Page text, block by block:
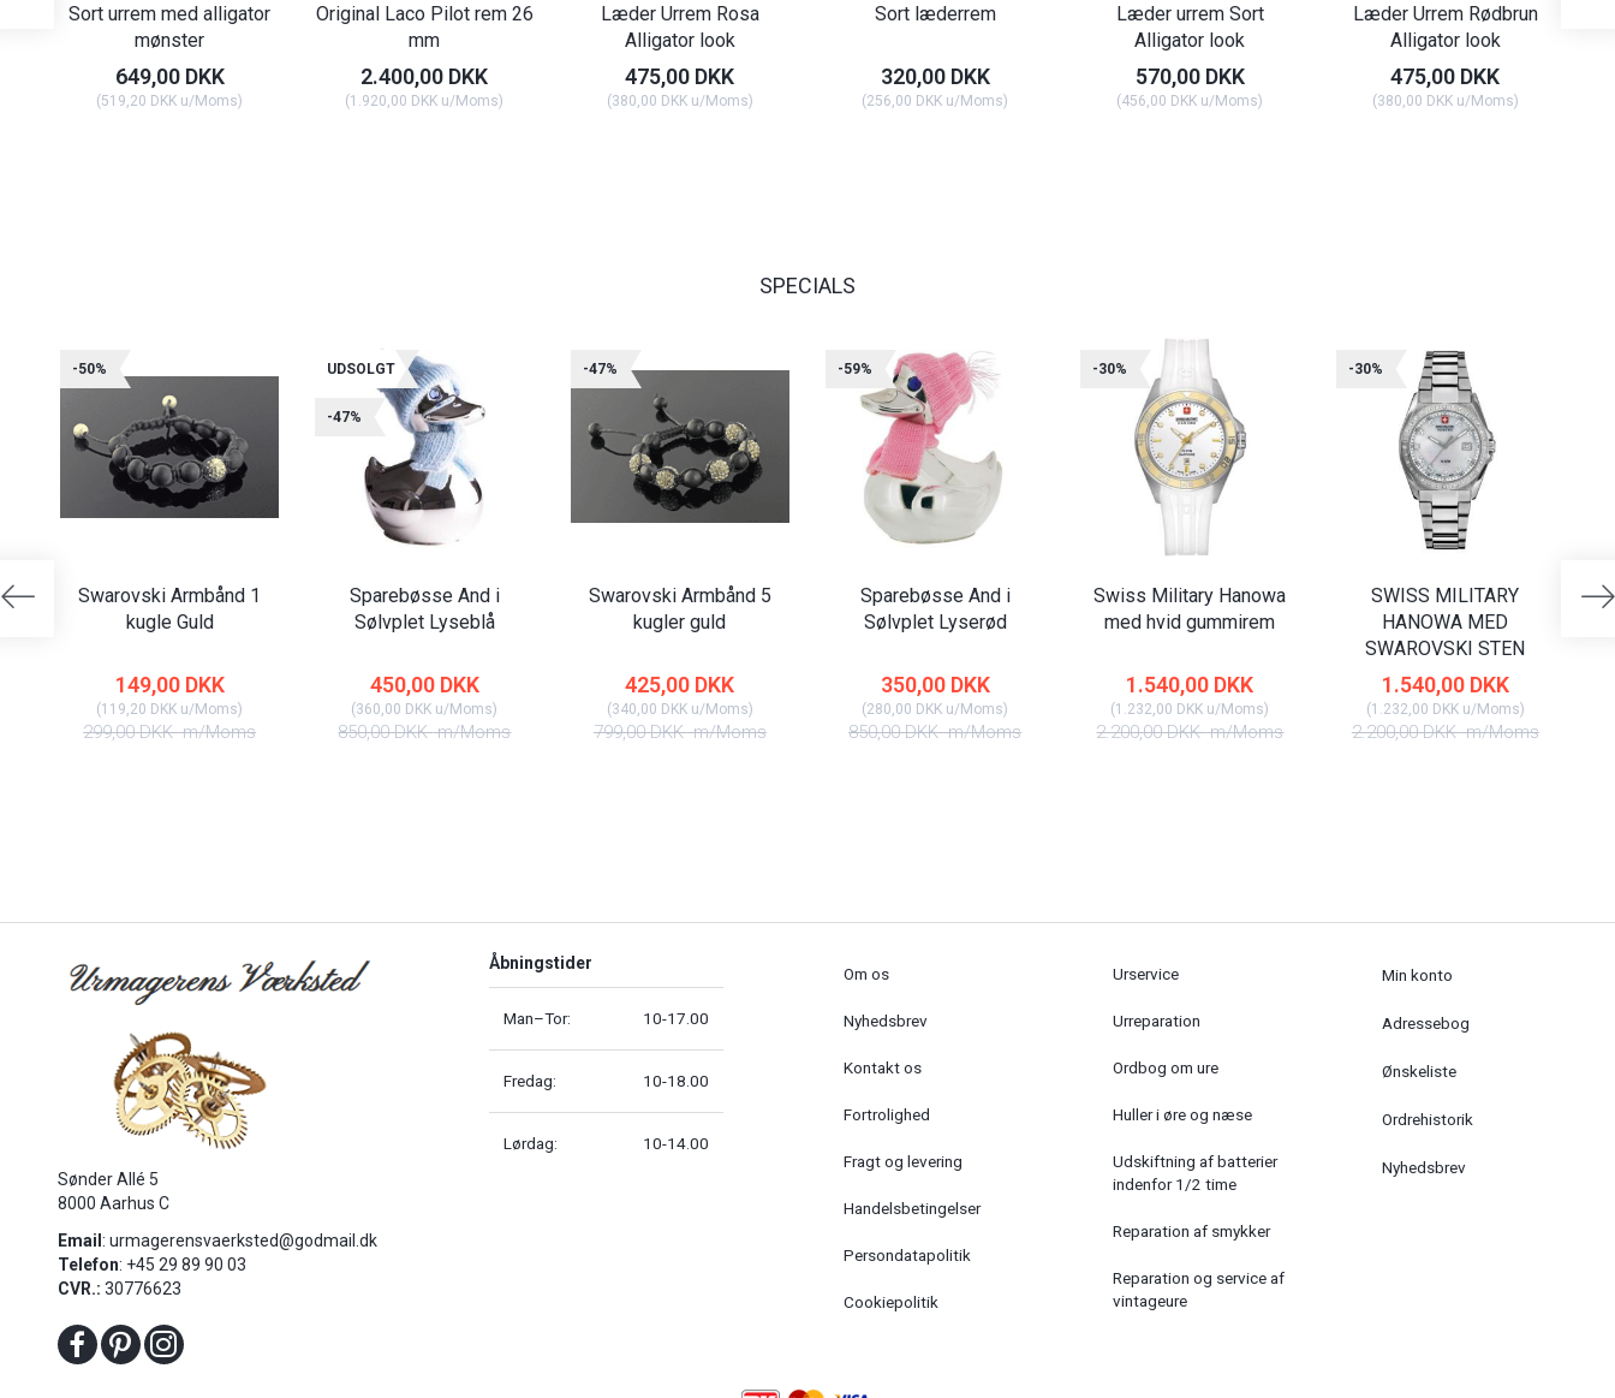
Sort urrem med alligator
mønster
649,00 DKK
(519,20 DKK u/Moms)
Original Laco Pilot rem 26
mm
2.400,00 DKK
(1.920,00 DKK u/Moms)
Læder Urrem Rosa
Alligator look
475,00 DKK
(380,00 DKKu/Moms)
Sort læderrem
320,00 DKK
(256,00 DKK u/Moms)
Læder urrem Sort
Alligator look
570,00 DKK
(456,00 DKK u/Moms)
Læder Urrem Rødbrun
Alligator look
475,00 DKK
(380,00 DKKu/Moms)
SPECIALS
-50%
Swarovski Armbånd 1
kugle Guld
149,00 DKK
(119,20 DKK u/Moms)
299,00 DKKm/Moms
UDSOLGT
-47%
Sparebøsse And i
Sølvplet Lyseblå
450,00 DKK
(360,00 DKK u/Moms)
850,00 DKKm/Moms
-47%
Swarovski Armbånd 5
kugler guld
425,00 DKK
(340,00 DKKu/Moms)
799,00 DKKm/Moms
-59%
Sparebøsse And i
Sølvplet Lyserød
350,00 DKK
(280,00 DKK u/Moms)
850,00 DKKm/Moms
-30%
Swiss Military Hanowa
med hvid gummirem
1.540,00 DKK
(1.232,00 DKK u/Moms)
2.200,00 DKKm/Moms
-30%
SWISS MILITARY
HANOWA MED
SWAROVSKI STEN
1.540,00 DKK
(1.232,00 DKKu/Moms)
2.200,00 DKKm/Moms
Sønder Allé 5
8000 Aarhus C
Email : urmagerensvaerksted@godmail.dk
Telefon: +45 29 89 90 03
CVR.: 30776623
Åbningstider
Man–Tor: 10-17.00
Fredag: 10-18.00
Lørdag: 10-14.00
Om os
Nyhedsbrev
Kontakt os
Fortrolighed
Fragt og levering
Handelsbetingelser
Persondatapolitik
Cookiepolitik
Urservice
Urreparation
Ordbog om ure
Huller i øre og næse
Udskiftning af batterier
indenfor 1/2 time
Reparation af smykker
Reparation og service af
vintageure
Min konto
Adressebog
Ønskeliste
Ordrehistorik
Nyhedsbrev